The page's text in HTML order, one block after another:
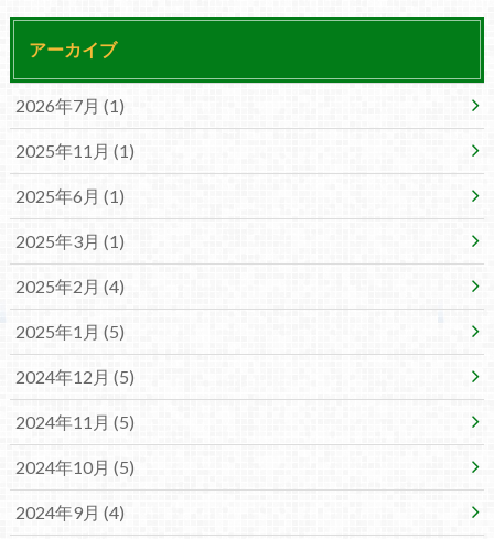
アーカイブ
2026年7月 (1)
2025年11月 (1)
2025年6月 (1)
2025年3月 (1)
2025年2月 (4)
2025年1月 (5)
2024年12月 (5)
2024年11月 (5)
2024年10月 (5)
2024年9月 (4)